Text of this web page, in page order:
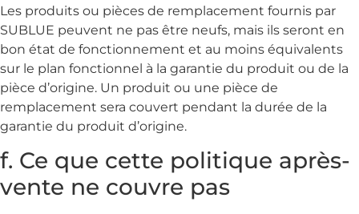
Les produits ou pièces de remplacement fournis par
SUBLUE peuvent ne pas être neufs, mais ils seront en
bon état de fonctionnement et au moins équivalents
sur le plan fonctionnel à la garantie du produit ou de la
pièce d’origine. Un produit ou une pièce de
remplacement sera couvert pendant la durée de la
garantie du produit d’origine.
f. Ce que cette politique après-
vente ne couvre pas